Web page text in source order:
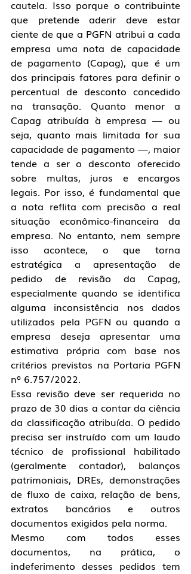
cautela. Isso porque o contribuinte
que pretende aderir deve estar
ciente de que a PGFN atribui a cada
empresa uma nota de capacidade
de pagamento (Capag), que é um
dos principais fatores para definir o
percentual de desconto concedido
na transação. Quanto menor a
Capag atribuída à empresa — ou
seja, quanto mais limitada for sua
capacidade de pagamento —, maior
tende a ser o desconto oferecido
sobre multas, juros e encargos
legais. Por isso, é fundamental que
a nota reflita com precisão a real
situação econômico-financeira da
empresa. No entanto, nem sempre
isso acontece, o que torna
estratégica a apresentação de
pedido de revisão da Capag,
especialmente quando se identifica
alguma inconsistência nos dados
utilizados pela PGFN ou quando a
empresa deseja apresentar uma
estimativa própria com base nos
critérios previstos na Portaria PGFN
nº 6.757/2022.
Essa revisão deve ser requerida no
prazo de 30 dias a contar da ciência
da classificação atribuída. O pedido
precisa ser instruído com um laudo
técnico de profissional habilitado
(geralmente contador), balanços
patrimoniais, DREs, demonstrações
de fluxo de caixa, relação de bens,
extratos bancários e outros
documentos exigidos pela norma.
Mesmo com todos esses
documentos, na prática, o
indeferimento desses pedidos tem